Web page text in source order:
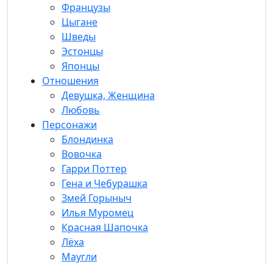
Французы
Цыгане
Шведы
Эстонцы
Японцы
Отношения
Девушка, Женщина
Любовь
Персонажи
Блондинка
Вовочка
Гарри Поттер
Гена и Чебурашка
Змей Горыныч
Илья Муромец
Красная Шапочка
Лёха
Маугли